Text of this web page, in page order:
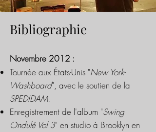
Bibliographie
Novembre 2012 :
Tournée aux États-Unis "New York-
Washboard", avec le soutien de la
SPEDIDAM.
Enregistrement de l'album "Swing
Ondulé Vol 3" en studio à Brooklyn en